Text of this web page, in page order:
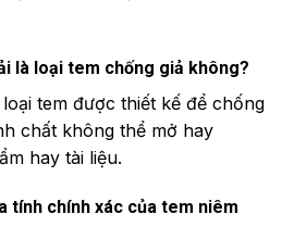
là loại tem chống giả không?
tem được thiết kế để chống
chất không thể mở hay
hay tài liệu.
tính chính xác của tem niêm